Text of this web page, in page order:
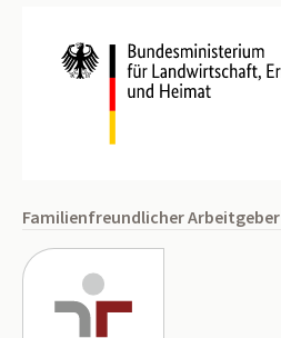
Familienfreundlicher Arbeitgeber